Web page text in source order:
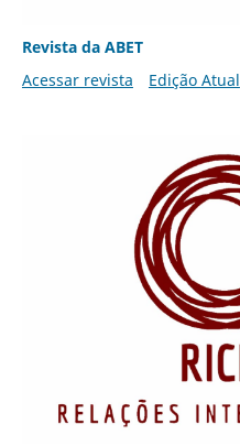
Revista da ABET
Acessar revista
Edição Atual